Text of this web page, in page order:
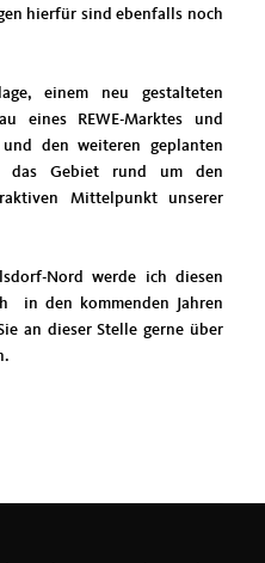
hierfür sind ebenfalls noch
einem neu gestalteten
eines REWE-Marktes und
den weiteren geplanten
das Gebiet rund um den
Mittelpunkt unserer
Nord werde ich diesen
in den kommenden Jahren
an dieser Stelle gerne über